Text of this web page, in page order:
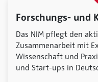
Forschungs- und
Das NIM pflegt den
Zusammenarbeit mit
Wissenschaft und
und Start-ups in